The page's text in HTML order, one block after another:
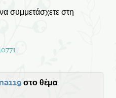
συμμετάσχετε στη
στο θέμα